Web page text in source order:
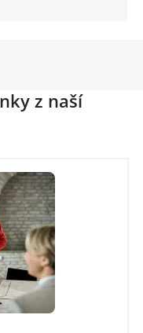
z naší